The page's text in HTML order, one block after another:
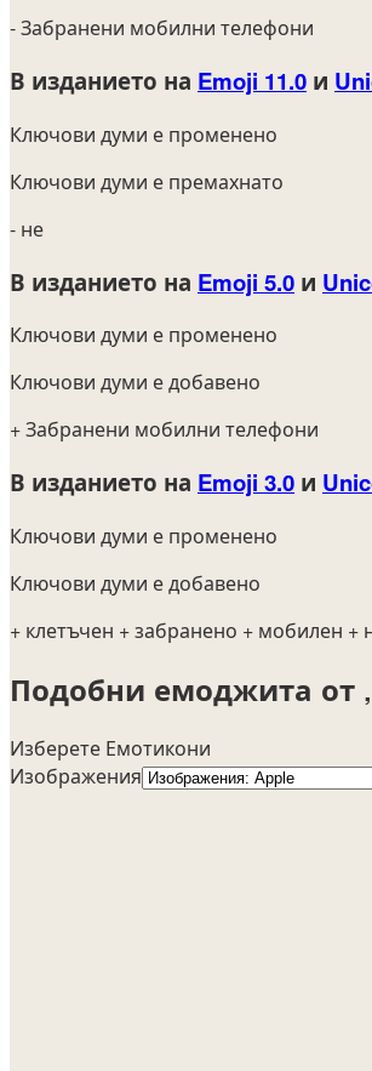
- Забранени мобилни телефони
В изданието на Emoji 11.0 и
Ключови думи е променено
Ключови думи е премахнато
- не
В изданието на Emoji 5.0 и
Ключови думи е променено
Ключови думи е добавено
+ Забранени мобилни телефони
В изданието на Emoji 3.0 и
Ключови думи е променено
Ключови думи е добавено
+ клетъчен + забранено + мобилен +
Подобни емоджита от
Изберете Емотикони
Изображения